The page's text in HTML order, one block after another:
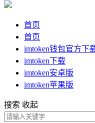
首页
首页
imtoken钱包官方下
imtoken下载
imtoken安卓版
imtoken苹果版
搜索 收起